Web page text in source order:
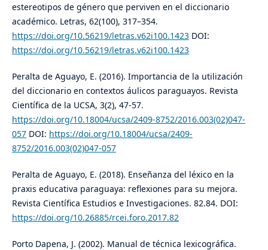
estereotipos de género que perviven en el diccionario
académico. Letras, 62(100), 317–354.
https://doi.org/10.56219/letras.v62i100.1423DOI:
https://doi.org/10.56219/letras.v62i100.1423
Peralta de Aguayo, E. (2016). Importancia de la utilización
del diccionario en contextos áulicos paraguayos. Revista
Científica de la UCSA, 3(2), 47-57.
https://doi.org/10.18004/ucsa/2409-8752/2016.003(02)047-
057DOI: https://doi.org/10.18004/ucsa/2409-
8752/2016.003(02)047-057
Peralta de Aguayo, E. (2018). Enseñanza del léxico en la
praxis educativa paraguaya: reflexiones para su mejora.
Revista Científica Estudios e Investigaciones. 82.84. DOI:
https://doi.org/10.26885/rcei.foro.2017.82
Porto Dapena, J. (2002). Manual de técnica lexicográfica.